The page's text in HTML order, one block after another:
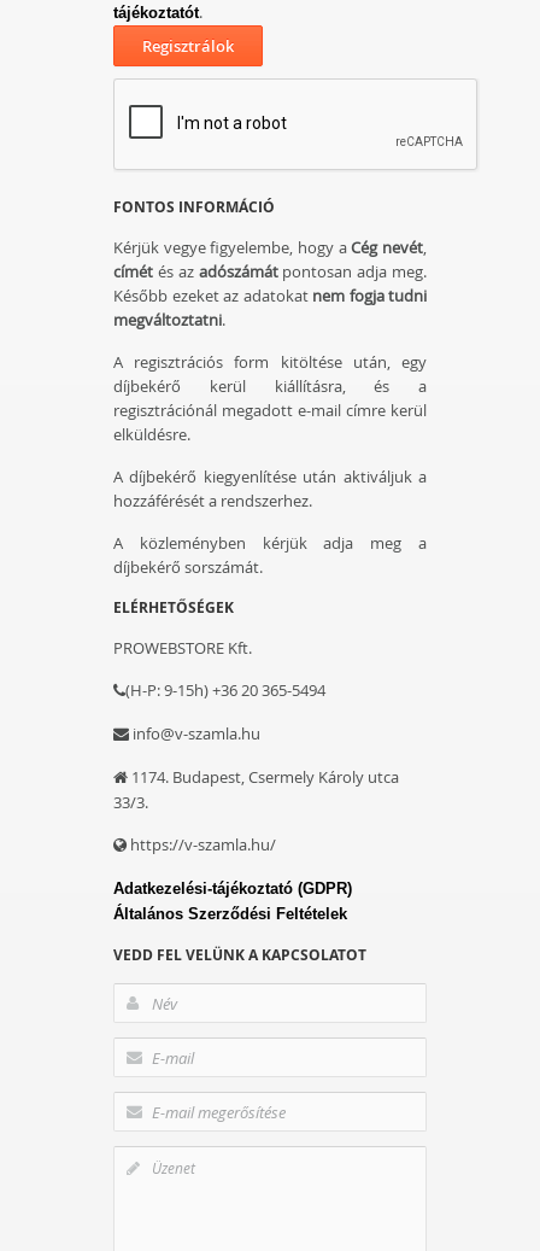
tájékoztatót.
FONTOS INFORMÁCIÓ
Kérjük vegye figyelembe, hogy aCég nevét,
címét és az adószámátpontosan adja meg.
Később ezeket az adatokat nem fogja tudni
megváltoztatni.
A regisztrációs form kitöltése után, egy
díjbekérő kerül kiállításra, és a
regisztrációnál megadott e-mail címre kerül
elküldésre.
A díjbekérő kiegyenlítése után aktiváljuk a
hozzáférését a rendszerhez.
A közleményben kérjük adja meg a
díjbekérő sorszámát.
ELÉRHETŐSÉGEK
PROWEBSTORE Kft.
(H-P: 9-15h) +36 20 365-5494
info@v-szamla.hu
1174. Budapest, Csermely Károly utca
33/3.
https://v-szamla.hu/
Adatkezelési-tájékoztató (GDPR)
Általános Szerződési Feltételek
VEDD FEL VELÜNK A KAPCSOLATOT